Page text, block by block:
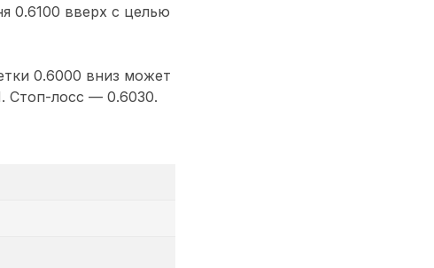
0.6100 вверх с целью
0.6000 вниз может
Стоп-лосс — 0.6030.